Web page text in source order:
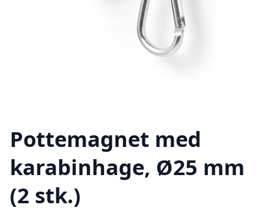
Pottemagnet med
karabinhage, Ø25 mm
(2 stk.)